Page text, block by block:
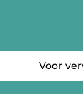
Voor